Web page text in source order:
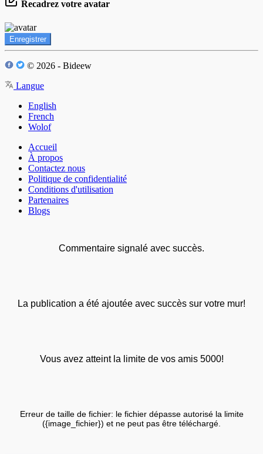
Recadrez votre avatar
Enregistrer
© 2026 - Bideew
Langue
English
French
Wolof
Accueil
À propos
Contactez nous
Politique de confidentialité
Conditions d'utilisation
Partenaires
Blogs
Commentaire signalé avec succès.
La publication a été ajoutée avec succès sur votre mur!
Vous avez atteint la limite de vos amis 5000!
Erreur de taille de fichier: le fichier dépasse autorisé la limite
({image_fichier}) et ne peut pas être téléchargé.